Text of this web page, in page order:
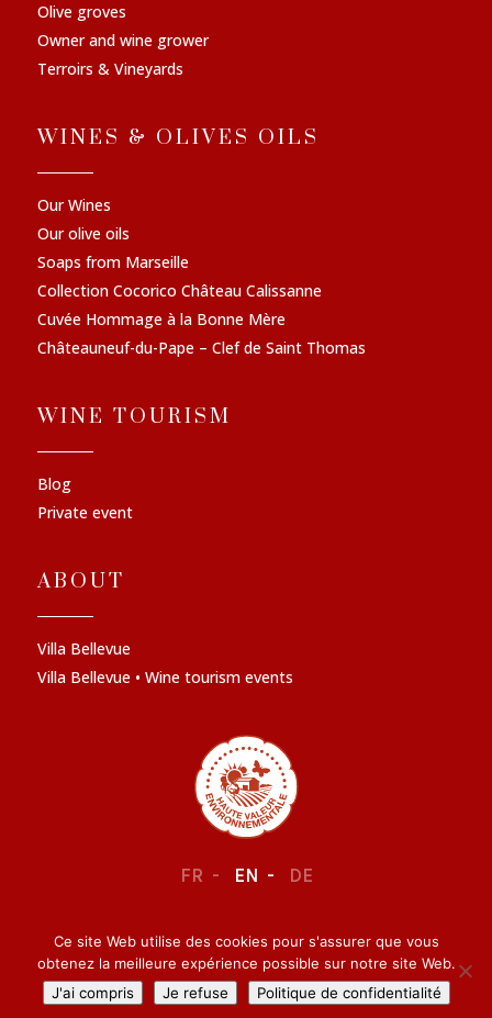
Olive groves
Owner and wine grower
Terroirs & Vineyards
WINES & OLIVES OILS
Our Wines
Our olive oils
Soaps from Marseille
Collection Cocorico Château Calissanne
Cuvée Hommage à la Bonne Mère
Châteauneuf-du-Pape – Clef de Saint Thomas
WINE TOURISM
Blog
Private event
ABOUT
Villa Bellevue
Villa Bellevue • Wine tourism events
FR EN DE
LEGAL NOTICE–CONFIDENTIALITY
Ce site Web utilise des cookies pour s'assurer que vous
obtenez la meilleure expérience possible sur notre site Web.
J'ai compris
Je refuse Politique de confidentialité